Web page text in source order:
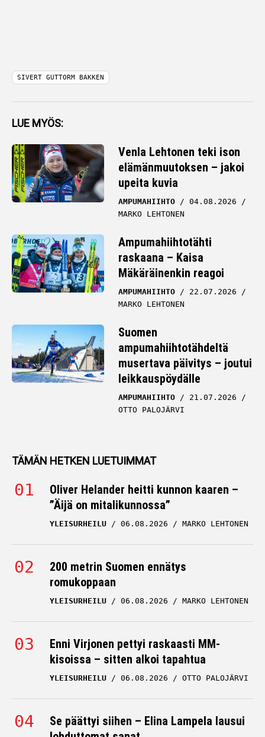
SIVERT GUTTORM BAKKEN
LUE MYÖS:
Venla Lehtonen teki ison
elämänmuutoksen – jakoi
upeita kuvia
AMPUMAHIIHTO
04.08.2026
MARKO LEHTONEN
Ampumahiihtotähti
raskaana – Kaisa
Mäkäräinenkin reagoi
AMPUMAHIIHTO
22.07.2026
MARKO LEHTONEN
Suomen
ampumahiihtotähdeltä
musertava päivitys – joutui
leikkauspöydälle
AMPUMAHIIHTO
21.07.2026
OTTO PALOJÄRVI
TÄMÄN HETKEN LUETUIMMAT
Oliver Helander heitti kunnon kaaren –
”Äijä on mitalikunnossa”
YLEISURHEILU 06.08.2026 MARKO LEHTONEN
200 metrin Suomen ennätys
romukoppaan
YLEISURHEILU 06.08.2026 MARKO LEHTONEN
Enni Virjonen pettyi raskaasti MM-
kisoissa – sitten alkoi tapahtua
YLEISURHEILU 06.08.2026 OTTO PALOJÄRVI
Se päättyi siihen – Elina Lampela lausui